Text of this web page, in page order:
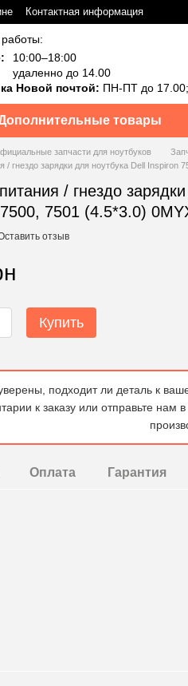
Контактная информация
10:00–18:00
удаленно до 14.00
Новой почтой: ПН-ПТ до
товары
запчасти для ноутбуков
/ гнездо зарядки для ноутбука Dell Inspiron
/ гнездо зарядки
7501 (4.5*3.0)
отзыв
Купить
подходит ли деталь к
к заказу или отправьте
Оплата Гарантия